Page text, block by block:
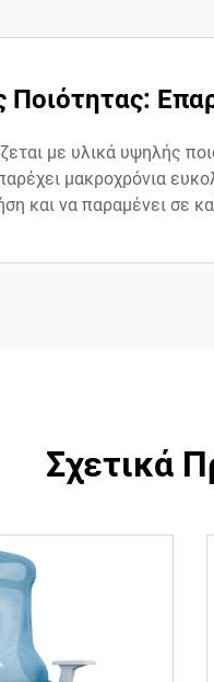
με υλικά υψηλής
μακροχρόνια
και να παραμένει σε
Σχετικά